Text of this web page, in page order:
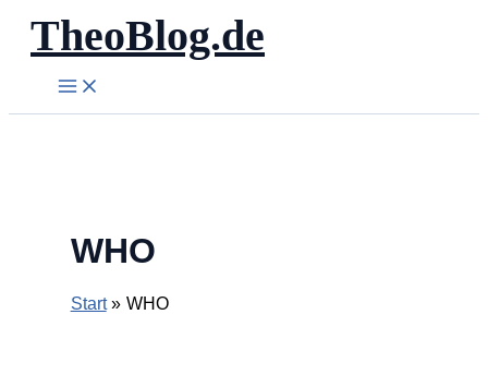
Zum
Inhalt
springen
TheoBlog.de
WHO
Start WHO